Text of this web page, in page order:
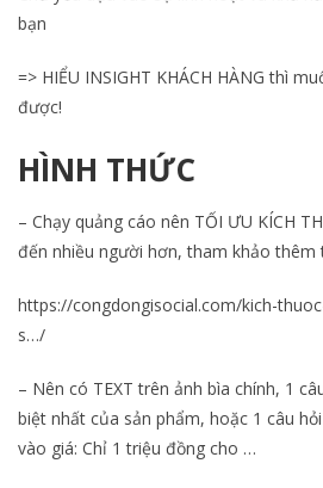
bạn
=> HIỂU INSIGHT KHÁCH HÀNG thì
được!
HÌNH THỨC
– Chạy quảng cáo nên TỐI ƯU KÍCH
đến nhiều người hơn, tham khảo thêm
https://congdongisocial.com/kich-
s…/
– Nên có TEXT trên ảnh bìa chính, 1
biệt nhất của sản phẩm, hoặc 1 câu
vào giá: Chỉ 1 triệu đồng cho …